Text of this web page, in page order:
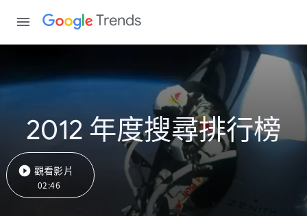
Trends
2012 年度搜尋排行榜
觀看影片
02:46